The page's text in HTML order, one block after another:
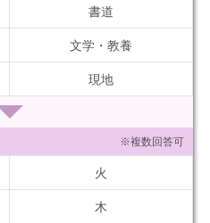
書道
文学・教養
現地
※複数回答可
火
木